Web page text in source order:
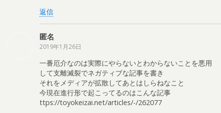
返信
匿名
2019年1月26日
一番厄介なのは実際にやらないとわからないことを悪用
して支離滅裂でネガティブな記事を書き
それをメディアが拡散してあとはしらねなこと
今現在進行形で起こってるのはこんな記事
ttps://toyokeizai.net/articles/-/262077